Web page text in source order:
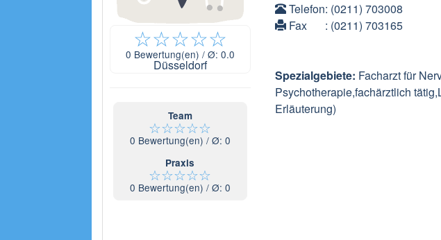
☆☆☆☆☆
0 Bewertung(en) / Ø: 0.0
Düsseldorf
Team
☆☆☆☆☆
0 Bewertung(en) / Ø: 0
Praxis
☆☆☆☆☆
0 Bewertung(en) / Ø: 0
Telefon: (0211) 703008
Fax
: (0211) 703165
Spezialgebiete: Facharzt für
Psychotherapie,fachärztlich
Erläuterung)